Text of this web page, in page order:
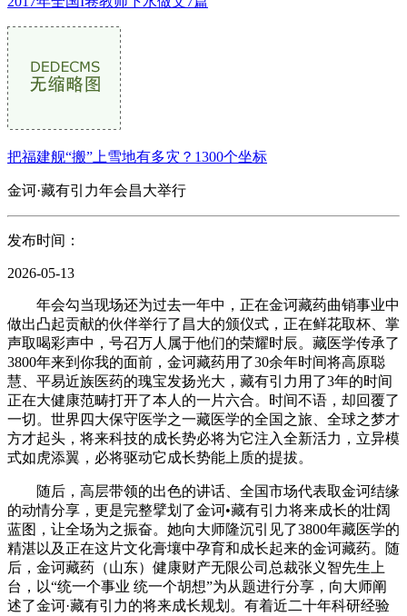
把福建舰“搬”上雪地有多灾？1300个坐标
金诃·藏有引力年会昌大举行
发布时间：
2026-05-13
年会勾当现场还为过去一年中，正在金诃藏药曲销事业中
做出凸起贡献的伙伴举行了昌大的颁仪式，正在鲜花取杯、掌
声取喝彩声中，号召万人属于他们的荣耀时辰。藏医学传承了
3800年来到你我的面前，金诃藏药用了30余年时间将高原聪
慧、平易近族医药的瑰宝发扬光大，藏有引力用了3年的时间
正在大健康范畴打开了本人的一片六合。时间不语，却回覆了
一切。世界四大保守医学之一藏医学的全国之旅、全球之梦才
方才起头，将来科技的成长势必将为它注入全新活力，立异模
式如虎添翼，必将驱动它成长势能上质的提拔。
随后，高层带领的出色的讲话、全国市场代表取金诃结缘
的动情分享，更是完整擘划了金诃•藏有引力将来成长的壮阔
蓝图，让全场为之振奋。她向大师隆沉引见了3800年藏医学的
精湛以及正在这片文化膏壤中孕育和成长起来的金诃藏药。随
后，金诃藏药（山东）健康财产无限公司总裁张义智先生上
台，以“统一个事业 统一个胡想”为从题进行分享，向大师阐
述了金诃·藏有引力的将来成长规划。有着近二十年科研经验